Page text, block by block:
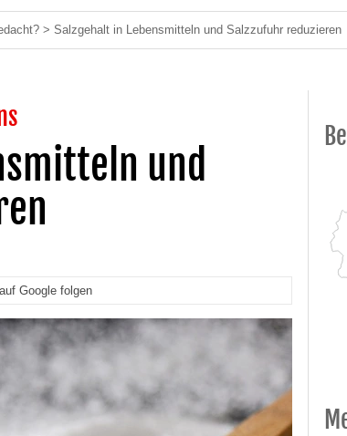
> Salzgehalt in Lebensmitteln und Salzzufuhr reduzieren
und
Google folgen